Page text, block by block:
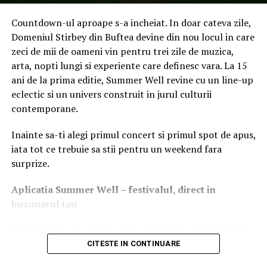
mouse-urile de gaming, mouse pad-urile sau tastaturile,
vor avea același model de iluminare RGB și aceleași
culori.
Astăzi, gamerii își admiră eroii și vor să le calce pe urme.
Astfel, perifericele sunt achiziționate pe baza inspirației
oferite de streamer-ul sau de jucătorul lor preferat de
chiar partajate noi profiluri de utilizator pentru diferite
genuri și jocuri. În interiorul secțiunii „Discover” a
aplicației G-Menu, utilizatorii pot vizualiza descrierile,
utilizator, pe care pot alege apoi să îl copieze pe
de reacție ale unui monitor de la unul dintre idolii
comunității de gaming, cu G-Menu este suficient un
Countdown-ul aproape s-a incheiat. In doar cateva zile,
Domeniul Stirbey din Buftea devine din nou locul in care
zeci de mii de oameni vin pentru trei zile de muzica,
arta, nopti lungi si experiente care definesc vara. La 15
ani de la prima editie, Summer Well revine cu un line-up
eclectic si un univers construit in jurul culturii
contemporane.
Inainte sa-ti alegi primul concert si primul spot de apus,
iata tot ce trebuie sa stii pentru un weekend fara
surprize.
Aplicatia Summer Well– festivalul, direct in
buzunarul tau
este sa descarci aplicatia Summer Well, disponibila in
CITESTE IN CONTINUARE